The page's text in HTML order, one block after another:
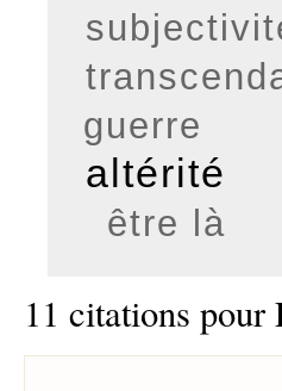
guerre
altérité
être là
11 citations